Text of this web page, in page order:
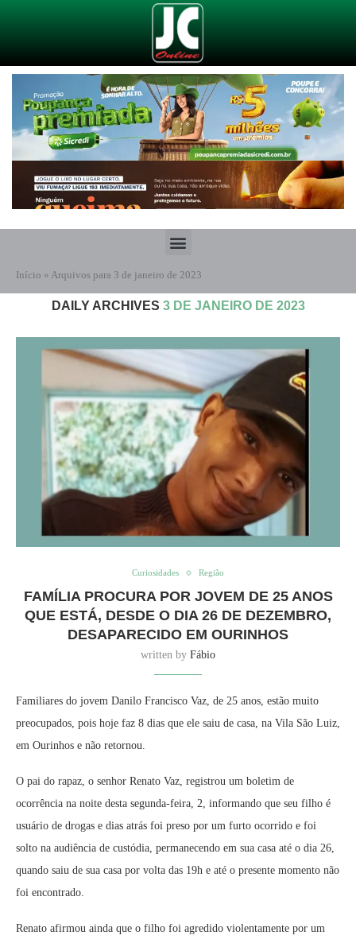
Início » Arquivos para 3 de janeiro de 2023
DAILY ARCHIVES 3 DE JANEIRO DE 2023
Curiosidades Região
FAMÍLIA PROCURA POR JOVEM DE 25 ANOS
QUE ESTÁ, DESDE O DIA 26 DE DEZEMBRO,
DESAPARECIDO EM OURINHOS
written by Fábio
Familiares do jovem Danilo Francisco Vaz, de 25 anos, estão muito
preocupados, pois hoje faz 8 dias que ele saiu de casa, na Vila São Luiz,
em Ourinhos e não retornou.
O pai do rapaz, o senhor Renato Vaz, registrou um boletim de
ocorrência na noite desta segunda-feira, 2, informando que seu filho é
usuário de drogas e dias atrás foi preso por um furto ocorrido e foi
solto na audiência de custódia, permanecendo em sua casa até o dia 26,
quando saiu de sua casa por volta das 19h e até o presente momento não
foi encontrado.
Renato afirmou ainda que o filho foi agredido violentamente por um